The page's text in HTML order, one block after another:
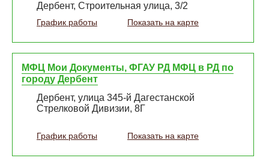
Дербент, Строительная улица, 3/2
График работы Показать на карте
МФЦ Мои Документы, ФГАУ РД МФЦ в РД по
городу Дербент
Дербент, улица 345-й Дагестанской
Стрелковой Дивизии, 8Г
График работы Показать на карте